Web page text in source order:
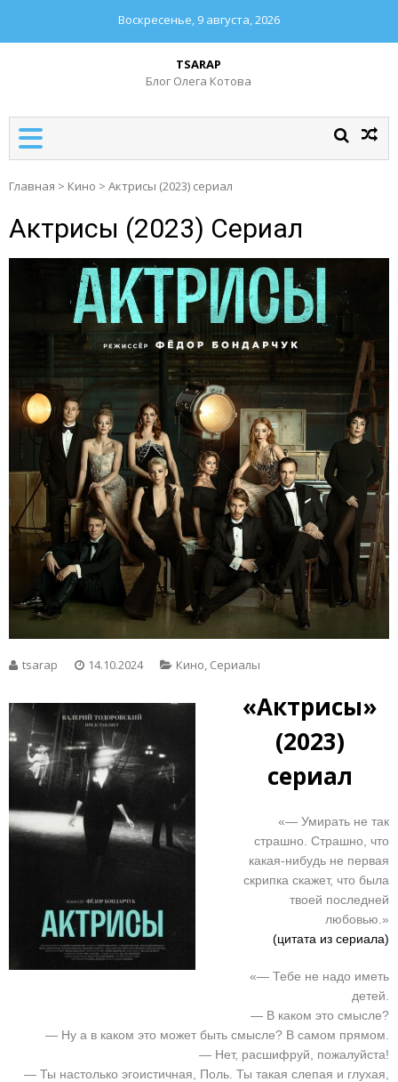
Воскресенье, 9 августа, 2026
TSARAP
Блог Олега Котова
Главная > Кино > Актрисы (2023) сериал
Актрисы (2023) Сериал
tsarap 14.10.2024 Кино, Сериалы
«Актрисы»
(2023)
сериал
«— Умирать не так
страшно. Страшно, что
какая-нибудь не первая
скрипка скажет, что была
твоей последней
любовью.»
(цитата из сериала)
«— Тебе не надо иметь
детей.
— В каком это смысле?
— Ну а в каком это может быть смысле? В самом прямом.
— Нет, расшифруй, пожалуйста!
— Ты настолько эгоистичная, Поль. Ты такая слепая и глухая,